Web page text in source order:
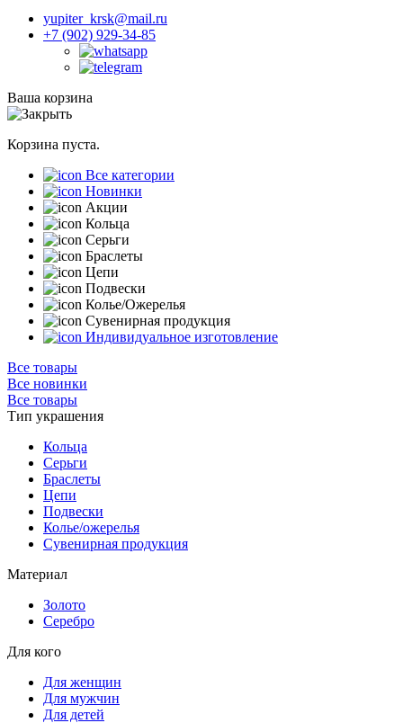
yupiter_krsk@mail.ru
+7 (902) 929-34-85
Ваша корзина
Корзина пуста.
Все категории
Новинки
Акции
Кольца
Серьги
Браслеты
Цепи
Подвески
Колье/Ожерелья
Сувенирная продукция
Индивидуальное изготовление
Все товары
Все новинки
Все товары
Тип украшения
Кольца
Серьги
Браслеты
Цепи
Подвески
Колье/ожерелья
Сувенирная продукция
Материал
Золото
Серебро
Для кого
Для женщин
Для мужчин
Для детей